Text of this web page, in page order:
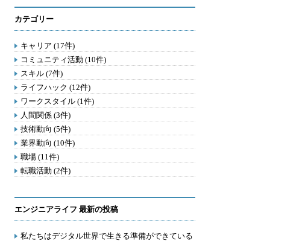
カテゴリー
キャリア (17件)
コミュニティ活動 (10件)
スキル (7件)
ライフハック (12件)
ワークスタイル (1件)
人間関係 (3件)
技術動向 (5件)
業界動向 (10件)
職場 (11件)
転職活動 (2件)
エンジニアライフ 最新の投稿
私たちはデジタル世界で生きる準備ができている